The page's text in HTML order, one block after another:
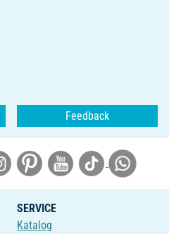
Feedback
SERVICE
Katalog